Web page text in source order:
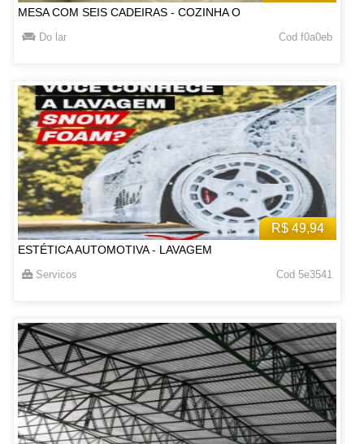
MESA COM SEIS CADEIRAS - COZINHA O
Do lar Cod f0a0eb
R$ 49,94
ESTÉTICA AUTOMOTIVA - LAVAGEM
Servicos Cod 5e3541